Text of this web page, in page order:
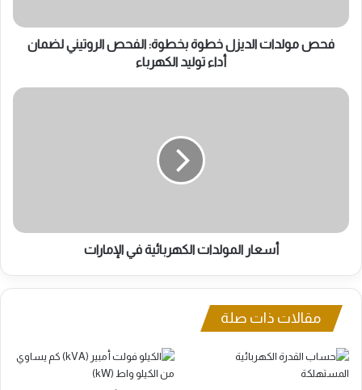
أداء
توليدفحص مولدات الديزل خطوة بخطوة: الفحص الروتيني لضمان
أداء توليد الكهرباء
أسعار
أسعار المولدات الكهربائية في الإمارات
مقالات ذات صلة